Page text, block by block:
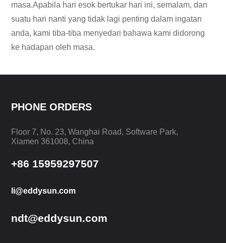
masa.Apabila hari esok bertukar hari ini, semalam, dan
suatu hari nanti yang tidak lagi penting dalam ingatan
anda, kami tiba-tiba menyedari bahawa kami didorong
ke hadapan oleh masa.
PHONE ORDERS
Floor 7, No. 23, Wanghai Road, Software Park,
Xiamen 361008, China
+86 15959297507
li@eddysun.com
ndt@eddysun.com